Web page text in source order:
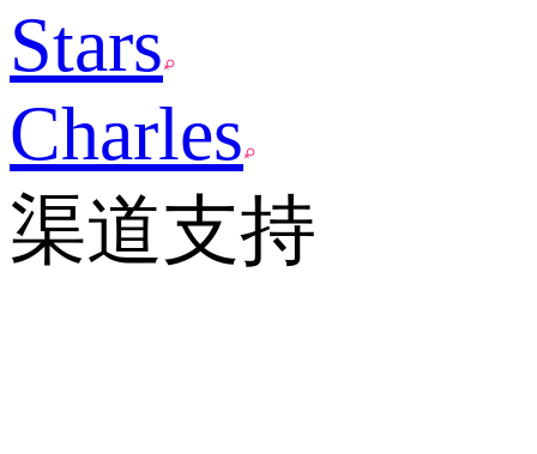
Stars
Charles
渠道支持